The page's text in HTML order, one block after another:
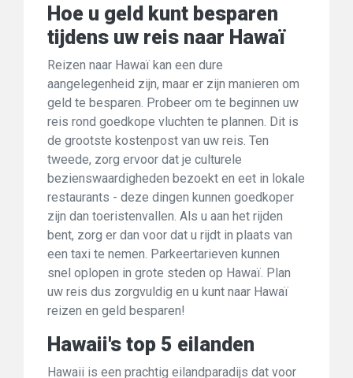
Hoe u geld kunt besparen
tijdens uw reis naar Hawaï
Reizen naar Hawaï kan een dure
aangelegenheid zijn, maar er zijn manieren om
geld te besparen. Probeer om te beginnen uw
reis rond goedkope vluchten te plannen. Dit is
de grootste kostenpost van uw reis. Ten
tweede, zorg ervoor dat je culturele
bezienswaardigheden bezoekt en eet in lokale
restaurants - deze dingen kunnen goedkoper
zijn dan toeristenvallen. Als u aan het rijden
bent, zorg er dan voor dat u rijdt in plaats van
een taxi te nemen. Parkeertarieven kunnen
snel oplopen in grote steden op Hawaï. Plan
uw reis dus zorgvuldig en u kunt naar Hawaï
reizen en geld besparen!
Hawaii's top 5 eilanden
Hawaii is een prachtig eilandparadijs dat voor